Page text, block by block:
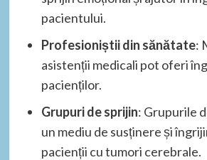
pacientului.
Profesioniștii din sănătate:
asistenții medicali pot oferi
pacienților.
Grupuri de sprijin: Grupurile
un mediu de susținere și
pacienții cu tumori cerebrale.